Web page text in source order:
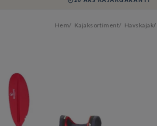
Hem Kajaksortiment Havskajak